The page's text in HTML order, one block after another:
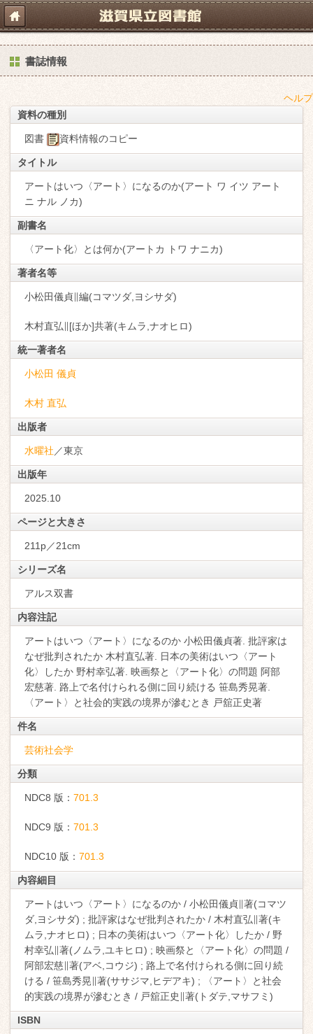
書誌情報
ヘルプ
資料の種別
図書 資料情報のコピー
タイトル
アートはいつ〈アート〉になるのか(アート ワ イツ アート
ニ ナル ノカ)
副書名
〈アート化〉とは何か(アートカ トワ ナニカ)
著者名等
小松田儀貞∥編(コマツダ,ヨシサダ)
木村直弘∥[ほか]共著(キムラ,ナオヒロ)
統一著者名
小松田 儀貞
木村 直弘
出版者
水曜社 ／東京
出版年
2025.10
ページと大きさ
211p／21cm
シリーズ名
アルス双書
内容注記
アートはいつ〈アート〉になるのか 小松田儀貞著. 批評家は
なぜ批判されたか 木村直弘著. 日本の美術はいつ〈アート
化〉したか 野村幸弘著. 映画祭と〈アート化〉の問題 阿部
宏慈著. 路上で名付けられる側に回り続ける 笹島秀晃著.
〈アート〉と社会的実践の境界が滲むとき 戸舘正史著
件名
芸術社会学
分類
NDC8 版： 701.3
NDC9 版： 701.3
NDC10 版： 701.3
内容細目
アートはいつ〈アート〉になるのか / 小松田儀貞∥著(コマツ
ダ,ヨシサダ) ; 批評家はなぜ批判されたか / 木村直弘∥著(キ
ムラ,ナオヒロ) ; 日本の美術はいつ〈アート化〉したか / 野
村幸弘∥著(ノムラ,ユキヒロ) ; 映画祭と〈アート化〉の問題 /
阿部宏慈∥著(アベ,コウジ) ; 路上で名付けられる側に回り続
ける / 笹島秀晃∥著(ササジマ,ヒデアキ) ; 〈アート〉と社会
的実践の境界が滲むとき / 戸舘正史∥著(トダテ,マサフミ)
ISBN